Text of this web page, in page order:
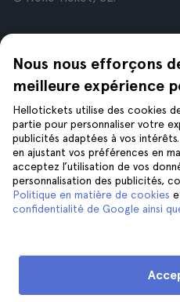
Nous nous efforçons
meilleure expérience
Hellotickets utilise des cookies
partie pour personnaliser votre
publicités adaptées à vos
en ajustant vos préférences en
acceptez l’utilisation de vos
personnalisation des publicités,
Politique en matière de cookies
confidentialité de Google ainsi
À propos de nous
Offres d’emploi
Avis
Confidentialité
Conditions générales
Mentions Légales
Cookies
Aide